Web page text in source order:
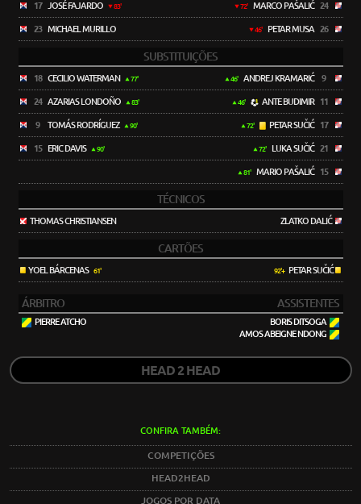
17 JOSÉ FAJARDO 83'
23 MICHAEL MURILLO
72' MARCO PAŠALIĆ 24
46' PETAR MUSA 26
SUBSTITUIÇÕES
18 CECILIO WATERMAN 77'
24 AZARIAS LONDOÑO 83'
9 TOMÁS RODRÍGUEZ 90'
15 ERIC DAVIS 90'
46' ANDREJ KRAMARIĆ 9
46' ANTE BUDIMIR 11
72' PETAR SUČIĆ 17
72' LUKA SUČIĆ 21
81' MARIO PAŠALIĆ 15
TÉCNICOS
THOMAS CHRISTIANSEN ZLATKO DALIĆ
CARTÕES
YOEL BÁRCENAS 61' 92'+PETAR SUČIĆ
ÁRBITRO ASSISTENTES
PIERRE ATCHO
BORIS DITSOGA
AMOS ABEIGNE NDONG
HEAD 2 HEAD
CONFIRA TAMBÉM:
COMPETIÇÕES
HEAD2HEAD
JOGOS POR DATA